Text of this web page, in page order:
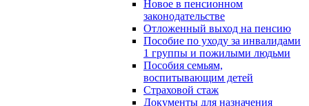
Новое в пенсионном
законодательстве
Отложенный выход на пенсию
Пособие по уходу за инвалидами
1 группы и пожилыми людьми
Пособия семьям,
воспитывающим детей
Страховой стаж
Документы для назначения